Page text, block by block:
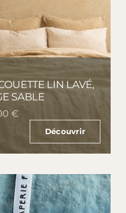
LIN LAVÉ,
SABLE
€Plage
359,00 €
Découvrir